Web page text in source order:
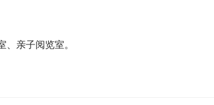
亲子阅览室。